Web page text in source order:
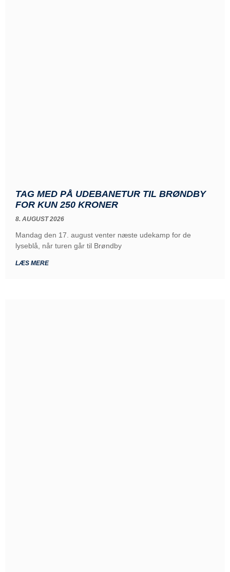
TAG MED PÅ UDEBANETUR TIL BRØNDBY
FOR KUN 250 KRONER
8. AUGUST 2026
Mandag den 17. august venter næste udekamp for de
lyseblå, når turen går til Brøndby
LÆS MERE